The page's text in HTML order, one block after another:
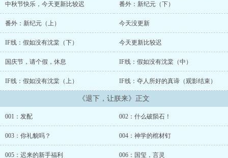
中秋节快乐，今天更新比较迟 番外：新纪元（下）
番外：新纪元（上） 今天没更新
IF线：假如没有沈棠（下） 今天更新比较迟
国庆节，请个假，休息 IF线：假如没有沈棠（中）
IF线：假如没有沈棠（上） IF线：夺人所好的真谛（观影结束）
《退下，让朕来》正文
001：发配 002：什么破陨石！
003：你礼貌吗？ 004：神学的棺材钉
005：迟来的新手福利 006：国玺，言灵